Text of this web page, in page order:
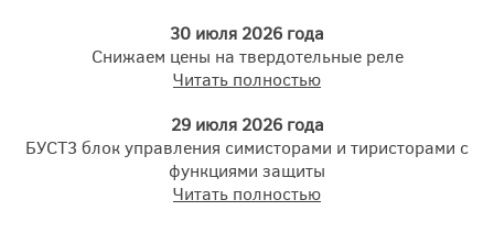
30 июля 2026 года
Снижаем цены на твердотельные реле
Читать полностью
29 июля 2026 года
БУСТ3 блок управления симисторами и тиристорами с
функциями защиты
Читать полностью